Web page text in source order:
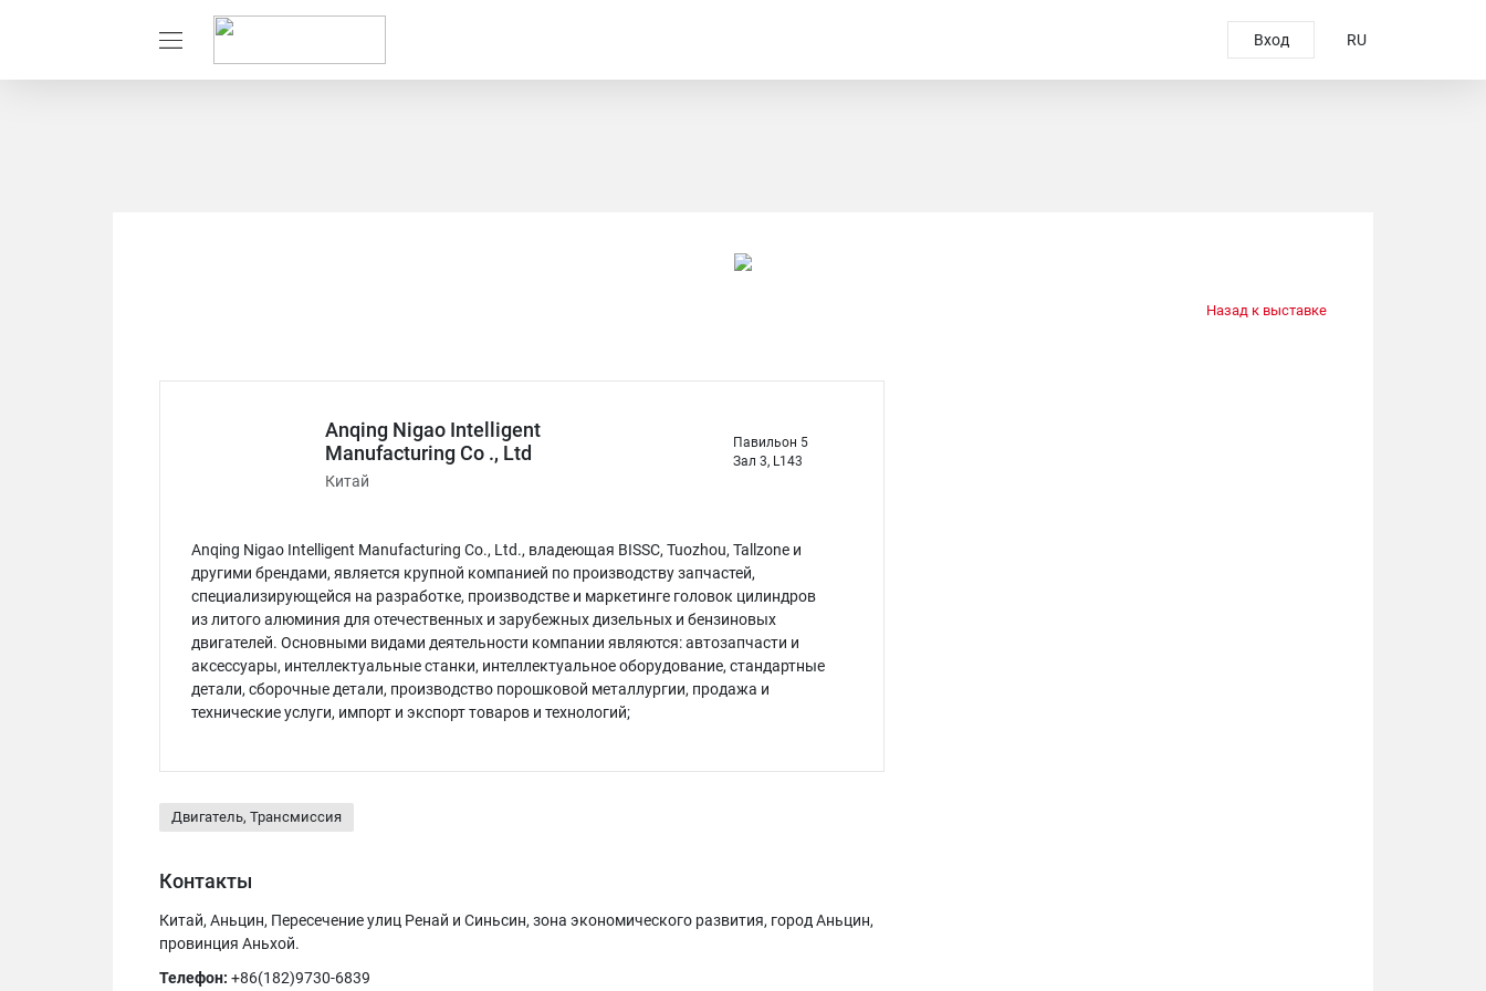
Вход RU
Назад к выставке
Anqing Nigao Intelligent
Manufacturing Co ., Ltd
Китай
Павильон 5
Зал 3, L143
Anqing Nigao Intelligent Manufacturing Co., Ltd., владеющая BISSC, Tuozhou, Tallzone и
другими брендами, является крупной компанией по производству запчастей,
специализирующейся на разработке, производстве и маркетинге головок цилиндров
из литого алюминия для отечественных и зарубежных дизельных и бензиновых
двигателей. Основными видами деятельности компании являются: автозапчасти и
аксессуары, интеллектуальные станки, интеллектуальное оборудование, стандартные
детали, сборочные детали, производство порошковой металлургии, продажа и
технические услуги, импорт и экспорт товаров и технологий;
Двигатель, Трансмиссия
Контакты
Китай, Аньцин, Пересечение улиц Ренай и Синьсин, зона экономического развития, город Аньцин,
провинция Аньхой.
Телефон: +86(182)9730-6839